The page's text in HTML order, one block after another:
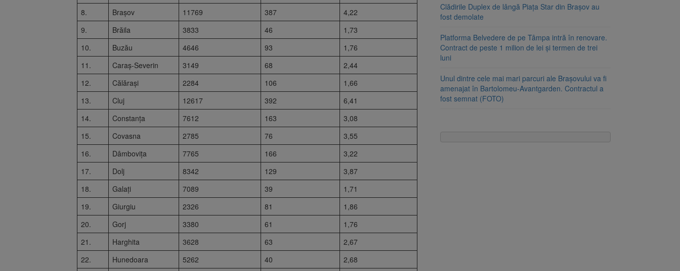
8.
Brașov 11769 387
4,22
9.
Brăila 3833 46
1,73
10.
Buzău 4646 93
1,76
11.
Caraș-Severin 3149 68
2,44
12.
Călărași 2284 106
1,66
13.
Cluj 12617 392
6,41
14.
Constanța 7612 163
3,08
15.
Covasna 2785 76
3,55
16.
Dâmbovița 7765 166
3,22
17.
Dolj 8342 129
3,87
18.
Galați 7089 39
1,71
19.
Giurgiu 2326 81
1,86
20.
Gorj 3380 61
1,76
21.
Harghita 3628 63
2,67
22.
Hunedoara 5262 40
2,68
Clădirile Duplex de lângă Piața Star din Brașov au
fost demolate
Platforma Belvedere de pe Tâmpa intră în renovare.
Contract de peste 1 milion de lei și termen de trei
luni
Unul dintre cele mai mari parcuri ale Brașovului va fi
amenajat în Bartolomeu-Avantgarden. Contractul a
fost semnat (FOTO)